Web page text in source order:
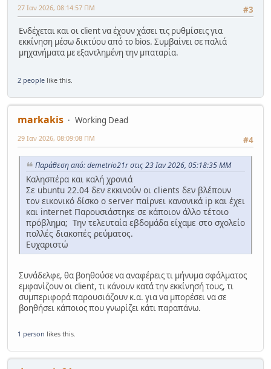
#3
27 Ιαν 2026, 08:14:57 ΠΜ
Ενδέχεται και οι client να έχουν χάσει τις ρυθμίσεις για
εκκίνηση μέσω δικτύου από το bios. Συμβαίνει σε παλιά
μηχανήματα με εξαντλημένη την μπαταρία.
2 people like this.
markakis
Working Dead
#4
29 Ιαν 2026, 08:09:08 ΠΜ
Παράθεση από: demetrio21r στις 23 Ιαν 2026, 05:18:35 ΜΜ
Καλησπέρα και καλή χρονιά
Σε ubuntu 22.04 δεν εκκινούν οι clients δεν βλέπουν
τον εικονικό δίσκο ο server παίρνει κανονικά ip και έχει
και internet Παρουσιάστηκε σε κάποιον άλλο τέτοιο
πρόβλημα; Την τελευταία εβδομάδα είχαμε στο σχολείο
πολλές διακοπές ρεύματος.
Ευχαριστώ
Συνάδελφε, θα βοηθούσε να αναφέρεις τι μήνυμα σφάλματος
εμφανίζουν οι client, τι κάνουν κατά την εκκίνησή τους, τι
συμπεριφορά παρουσιάζουν κ.α. για να μπορέσει να σε
βοηθήσει κάποιος που γνωρίζει κάτι παραπάνω.
1 person likes this.